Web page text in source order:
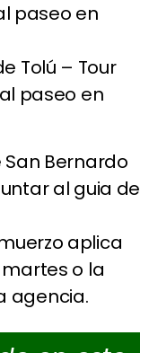
paseo en
Tolú – Tour
paseo en
Bernardo
al guia de
aplica
o la
agencia.